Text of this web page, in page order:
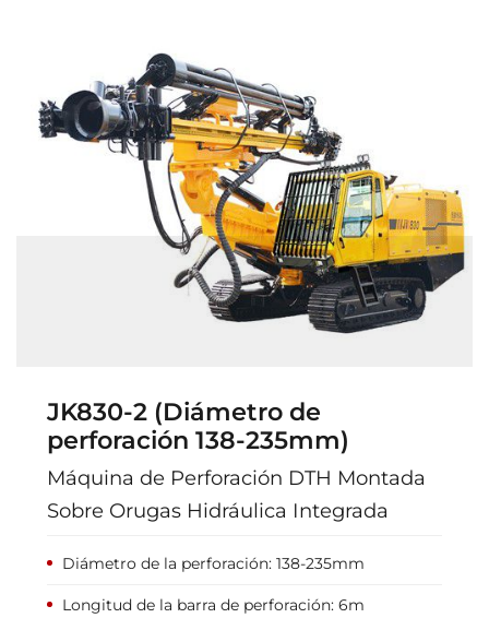
JK830-2 (Diámetro de
perforación 138-235mm)
Máquina de Perforación DTH Montada
Sobre Orugas Hidráulica Integrada
Diámetro de la perforación: 138-235mm
Longitud de la barra de perforación: 6m